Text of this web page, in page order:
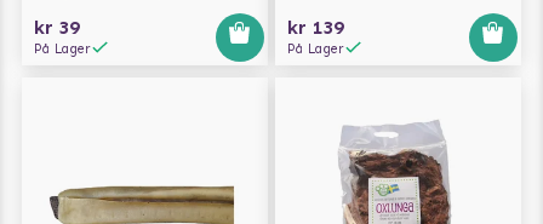
kr 39
På Lager
kr 139
På Lager